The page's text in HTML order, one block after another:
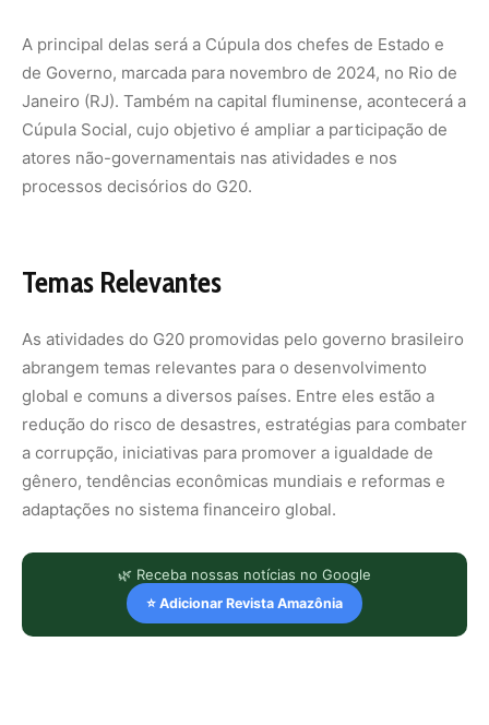
A principal delas será a Cúpula dos chefes de Estado e
de Governo, marcada para novembro de 2024, no Rio de
Janeiro (RJ). Também na capital fluminense, acontecerá a
Cúpula Social, cujo objetivo é ampliar a participação de
atores não-governamentais nas atividades e nos
processos decisórios do G20.
Temas Relevantes
As atividades do G20 promovidas pelo governo brasileiro
abrangem temas relevantes para o desenvolvimento
global e comuns a diversos países. Entre eles estão a
redução do risco de desastres, estratégias para combater
a corrupção, iniciativas para promover a igualdade de
gênero, tendências econômicas mundiais e reformas e
adaptações no sistema financeiro global.
🌿 Receba nossas notícias no Google
⭐ Adicionar Revista Amazônia